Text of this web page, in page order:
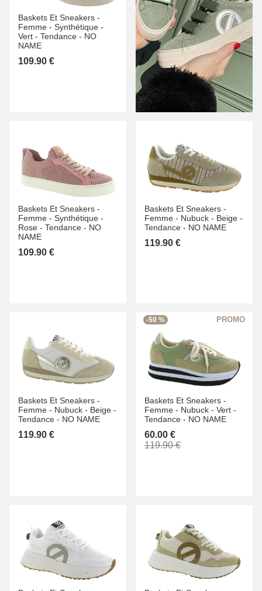
Baskets Et Sneakers -
Femme - Synthétique -
Vert - Tendance - NO
NAME
109.90 €
Baskets Et Sneakers -
Femme - Synthétique -
Rose - Tendance - NO
NAME
109.90 €
Baskets Et Sneakers -
Femme - Nubuck - Beige -
Tendance - NO NAME
119.90 €
Baskets Et Sneakers -
Femme - Nubuck - Beige -
Tendance - NO NAME
119.90 €
-50 %
Baskets Et Sneakers -
Femme - Nubuck - Vert -
Tendance - NO NAME
60.00 €
119.90 €